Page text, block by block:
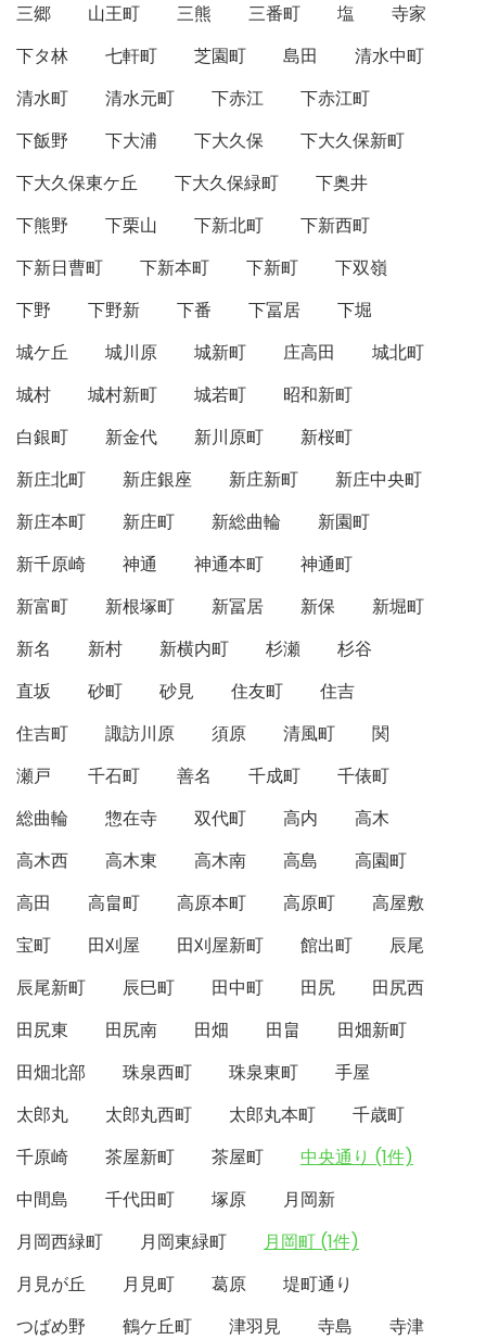
三郷
山王町 三熊 三番町 塩
寺家
下タ林
七軒町 芝園町 島田
清水中町
清水町
清水元町 下赤江
下赤江町
下飯野
下大浦 下大久保
下大久保新町
下大久保東ケ丘
下大久保緑町
下奥井
下熊野
下栗山 下新北町
下新西町
下新日曹町
下新本町 下新町
下双嶺
下野
下野新 下番 下冨居
下堀
城ケ丘
城川原 城新町 庄高田
城北町
城村
城村新町 城若町
昭和新町
白銀町
新金代 新川原町
新桜町
新庄北町
新庄銀座 新庄新町
新庄中央町
新庄本町
新庄町 新総曲輪
新園町
新千原崎
神通 神通本町
神通町
新富町
新根塚町 新冨居 新保
新堀町
新名
新村 新横内町 杉瀬
杉谷
直坂
砂町 砂見 住友町
住吉
住吉町
諏訪川原 須原 清風町
関
瀬戸
千石町 善名 千成町
千俵町
総曲輪
惣在寺 双代町 高内
高木
高木西
高木東 高木南 高島
高園町
高田
高畠町 高原本町 高原町
高屋敷
宝町
田刈屋 田刈屋新町 館出町
辰尾
辰尾新町
辰巳町 田中町 田尻
田尻西
田尻東
田尻南 田畑 田畠
田畑新町
田畑北部
珠泉西町 珠泉東町
手屋
太郎丸
太郎丸西町 太郎丸本町
千歳町
千原崎
茶屋新町 茶屋町
中央通り (1件)
中間島
千代田町 塚原
月岡新
月岡西緑町
月岡東緑町
月岡町 (1件)
月見が丘
月見町 葛原
堤町通り
つばめ野
鶴ケ丘町 津羽見 寺島
寺津